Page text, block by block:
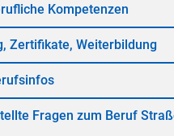
Kom­pe­ten­zen
Zer­ti­fi­ka­te, Wei­ter­bil­dung
Fra­gen zum Be­ruf